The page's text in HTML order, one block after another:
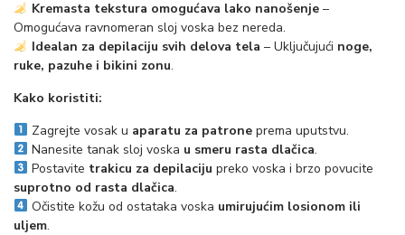
0
m
l
o
l
i
č
i
Kremasta tekstura omogućava lako nanošenje–
Omogućava ravnomeran sloj voska bez nereda.
Idealan za depilaciju svih delova tela – Uključujući noge,
ruke, pazuhe i bikini zonu.
Kako koristiti:
Zagrejte vosak u aparatu za patroneprema uputstvu.
Nanesite tanak sloj voska u smeru rasta dlačica.
Postavite trakicu za depilaciju preko voska i brzo povucite
suprotno od rasta dlačica.
Očistite kožu od ostataka voska umirujućim losionom ili
uljem.